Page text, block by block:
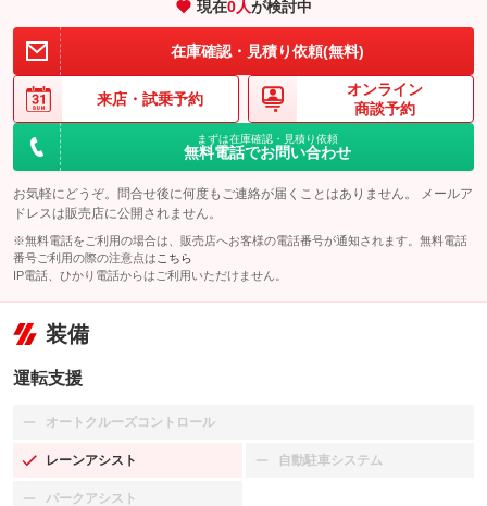
現在0人が検討中
在庫確認・見積り依頼(無料)
来店・ 試乗予約
オンライン
商談予約
まずは在庫確認・見積り依頼
無料電話でお問い合わせ
お気軽にどうぞ。問合せ後に何度もご連絡が届くことはありません。 メールア
ドレスは販売店に公開されません。
※無料電話をご利用の場合は、販売店へお客様の電話番号が通知されます。無料電話
番号ご利用の際の注意点は こちら
IP電話、ひかり電話からはご利用いただけません。
装備
運転支援
オートクルーズコントロール
：装備なし
レーンアシスト
：装備あり 自動駐車システム
：装備なし
パークアシスト